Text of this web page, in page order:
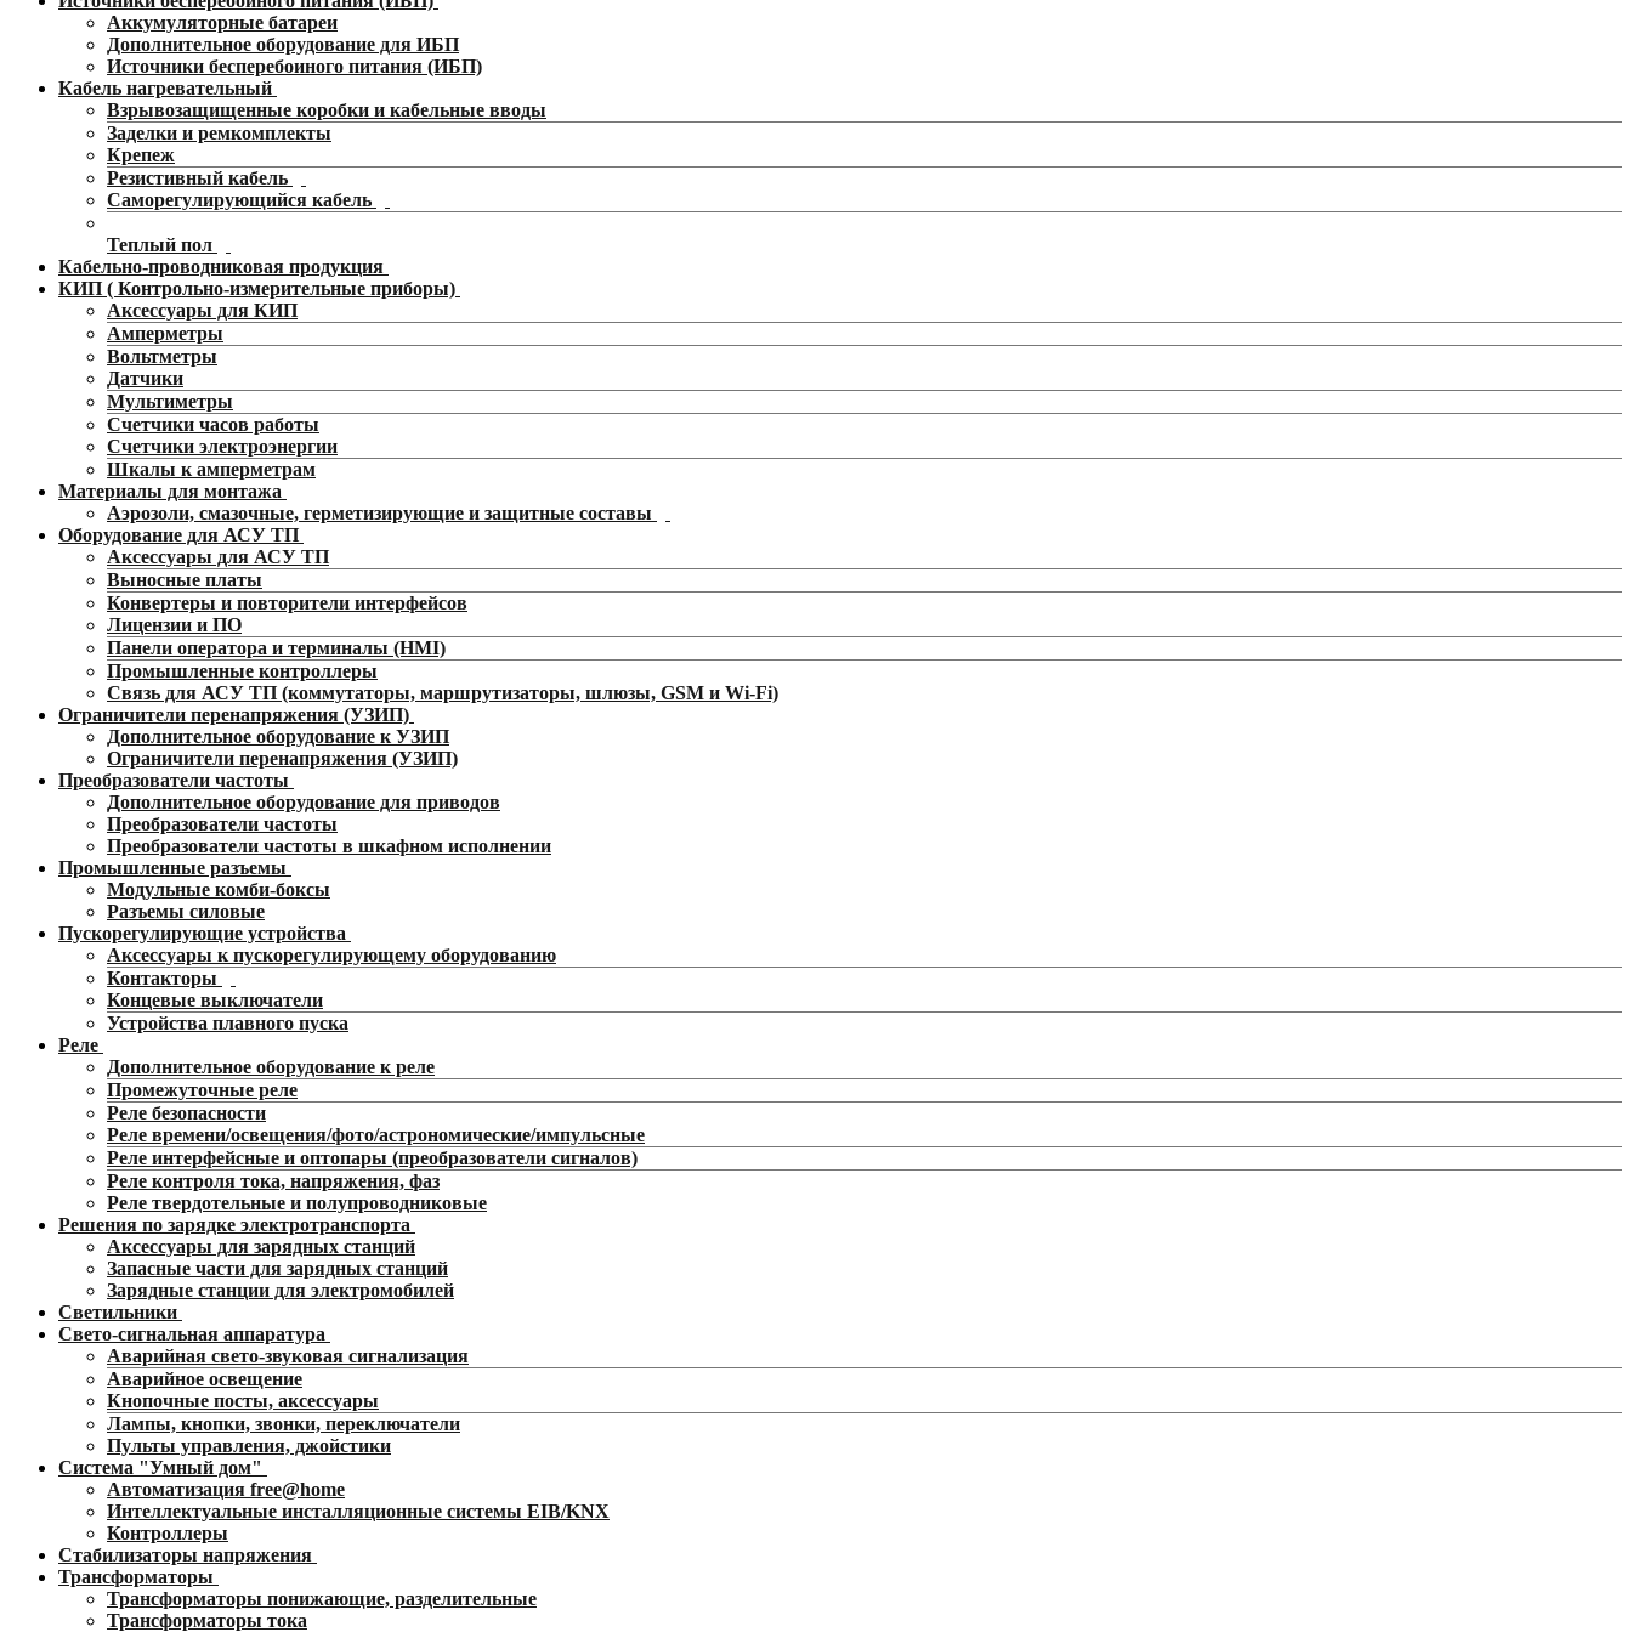
Аккумуляторные батареи
Дополнительное оборудование для ИБП
Источники бесперебоиного питания (ИБП)
Кабель нагревательный
Взрывозащищенные коробки и кабельные вводы
Заделки и ремкомплекты
Крепеж
Резистивный кабель
Саморегулирующийся кабель
Теплый пол
Кабельно-проводниковая продукция
КИП ( Контрольно-измерительные приборы)
Аксессуары для КИП
Амперметры
Вольтметры
Датчики
Мультиметры
Счетчики часов работы
Счетчики электроэнергии
Шкалы к амперметрам
Материалы для монтажа
Аэрозоли, смазочные, герметизирующие и защитные составы
Оборудование для АСУ ТП
Аксессуары для АСУ ТП
Выносные платы
Конвертеры и повторители интерфейсов
Лицензии и ПО
Панели оператора и терминалы (HMI)
Промышленные контроллеры
Связь для АСУ ТП (коммутаторы, маршрутизаторы, шлюзы, GSM и Wi-Fi)
Ограничители перенапряжения (УЗИП)
Дополнительное оборудование к УЗИП
Ограничители перенапряжения (УЗИП)
Преобразователи частоты
Дополнительное оборудование для приводов
Преобразователи частоты
Преобразователи частоты в шкафном исполнении
Промышленные разъемы
Модульные комби-боксы
Разъемы силовые
Пускорегулирующие устройства
Аксессуары к пускорегулирующему оборудованию
Контакторы
Концевые выключатели
Устройства плавного пуска
Реле
Дополнительное оборудование к реле
Промежуточные реле
Реле безопасности
Реле времени/освещения/фото/астрономические/импульсные
Реле интерфейсные и оптопары (преобразователи сигналов)
Реле контроля тока, напряжения, фаз
Реле твердотельные и полупроводниковые
Решения по зарядке электротранспорта
Аксессуары для зарядных станций
Запасные части для зарядных станций
Зарядные станции для электромобилей
Светильники
Свето-сигнальная аппаратура
Аварийная свето-звуковая сигнализация
Аварийное освещение
Кнопочные посты, аксессуары
Лампы, кнопки, звонки, переключатели
Пульты управления, джойстики
Система "Умный дом"
Автоматизация free@home
Интеллектуальные инсталляционные системы EIB/KNX
Контроллеры
Стабилизаторы напряжения
Трансформаторы
Трансформаторы понижающие, разделительные
Трансформаторы тока